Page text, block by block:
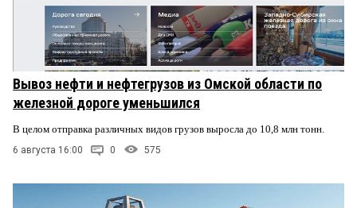
Вывоз нефти и нефтегрузов из Омской области по
железной дороге уменьшился
В целом отправка различных видов грузов выросла до 10,8 млн тонн.
6 августа 16:00 0 575